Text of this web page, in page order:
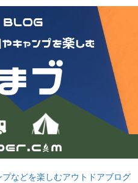
などを楽しむアウトドアブログ